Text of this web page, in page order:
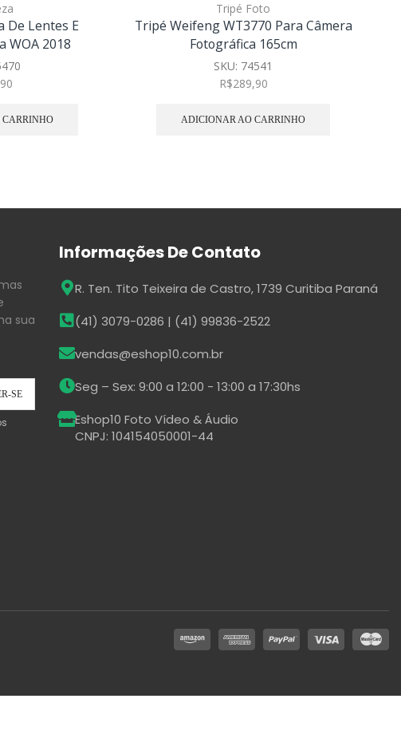
De Lentes E
WOA 2018
Tripé Foto
Tripé Weifeng WT3770 Para Câmera
Fotográfica 165cm
SKU: 74541
R$289,90
ADICIONAR AO CARRINHO
sua
Informações De Contato
R. Ten. Tito Teixeira de Castro, 1739 Curitiba Paraná
(41) 3079-0286 | (41) 99836-2522
vendas@eshop10.com.br
Seg – Sex: 9:00 a 12:00 - 13:00 a 17:30hs
Eshop10 Foto Vídeo & Áudio
CNPJ: 104154050001-44